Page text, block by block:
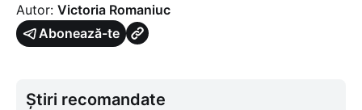
Autor: Victoria Romaniuc
Abonează-te
Știri recomandate